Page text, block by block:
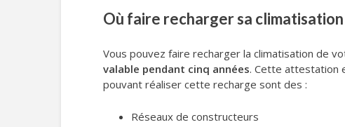
Où faire recharger sa
Vous pouvez faire recharger la climatisation de
valable pendant cinq années. Cette attestation
pouvant réaliser cette recharge sont des :
Réseaux de constructeurs